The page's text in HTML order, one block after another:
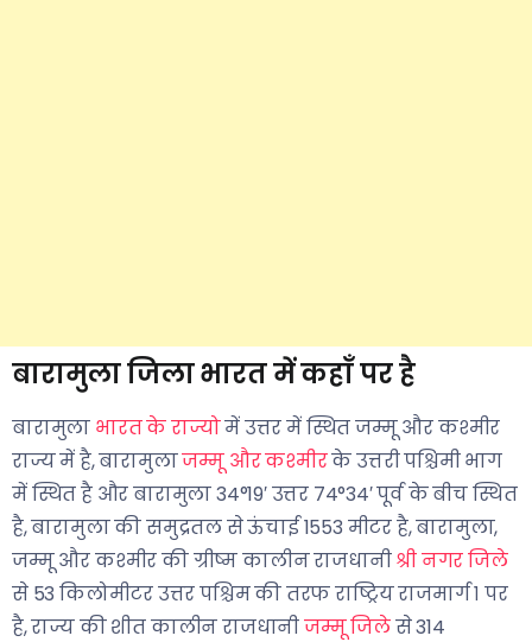
बारामुला जिला भारत में कहाँ पर है
बारामुला भारत के राज्योमें उत्तर में स्थित जम्मू और कश्मीर
राज्य में है, बारामुलाजम्मू और कश्मीरके उत्तरी पश्चिमी भाग
में स्थित है और बारामुला 34°19′ उत्तर 74°34′ पूर्व के बीच स्थित
है, बारामुला की समुद्रतल से ऊंचाई 1553 मीटर है, बारामुला,
जम्मू और कश्मीर की ग्रीष्म कालीन राजधानीश्री नगर जिले
से 53 किलोमीटर उत्तर पश्चिम की तरफ राष्ट्रिय राजमार्ग १ पर
है, राज्य की शीत कालीन राजधानीजम्मू जिलेसे 314